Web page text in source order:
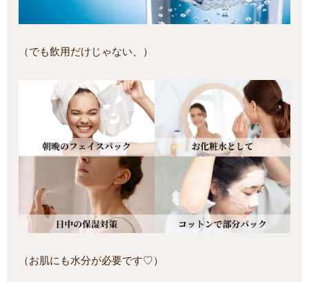
（でも飲用だけじゃない、）
（お肌にも水分が必要です♡）